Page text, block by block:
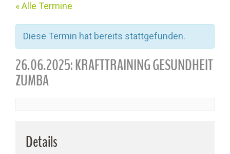
« Alle Termine
Diese Termin hat bereits stattgefunden.
26.06.2025: KRAFTTRAINING GESUNDHEIT
ZUMBA
Details